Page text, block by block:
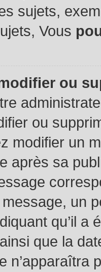
sujets,
Vous
ou
ou
modifier un
après sa
un
qu’il a
que la
n’apparaîtra